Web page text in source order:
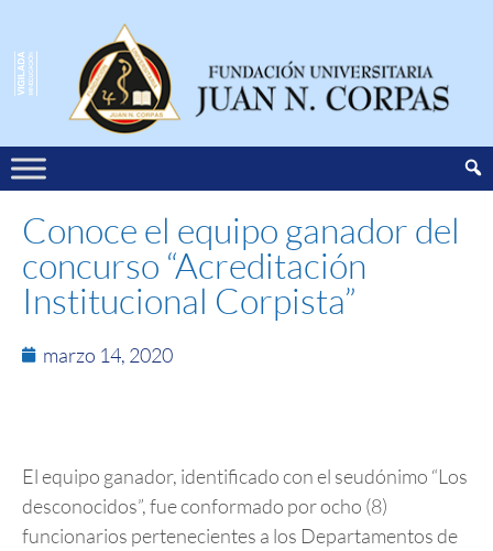
Conoce el equipo ganador del
concurso “Acreditación
Institucional Corpista”
marzo 14, 2020
El equipo ganador, identificado con el seudónimo “Los
desconocidos”, fue conformado por ocho (8)
funcionarios pertenecientes a los Departamentos de